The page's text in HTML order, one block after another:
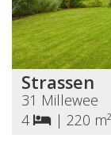
Strassen
31 Millewee
4
| 220 m²